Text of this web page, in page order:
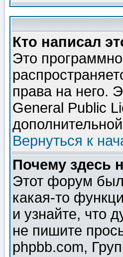
Кто написал
Это
права на него.
General Public
Вернуться к
Почему здесь
Этот форум
какая-то
и узнайте, что
не пишите
phpbb.com,